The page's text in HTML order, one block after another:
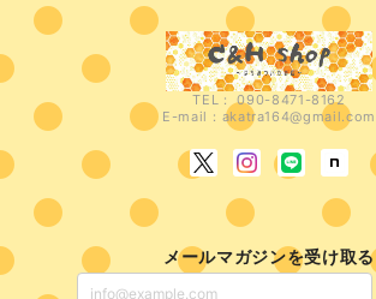
TEL： 090-8471-8162
E-mail： akatra164@gmail.com
メールマガジンを受け取る